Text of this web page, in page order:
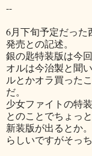
--
6月下旬予定だった
発売との記述。
銀の匙特装版は今
オルは今治製と聞
ルとかオラ買った
だ。
少女ファイトの特
とのことでちょっ
新装版が出るとか
らしいですがそっ